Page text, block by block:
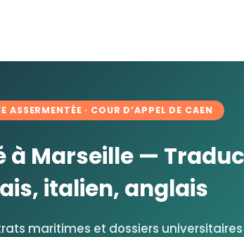
ASSERMENTÉE · COUR D’APPEL DE CAEN
Marseille —
italien, anglais
maritimes et dossiers